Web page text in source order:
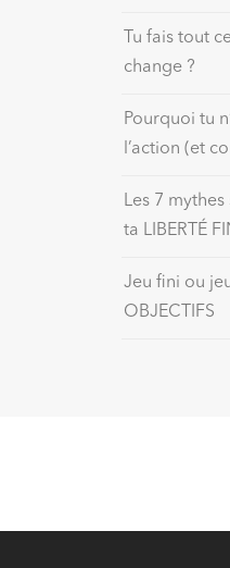
Tu fais tout
change ?
Pourquoi tu
l’action (et
Les 7
ta LIBERTÉ
Jeu fini ou
OBJECTIFS